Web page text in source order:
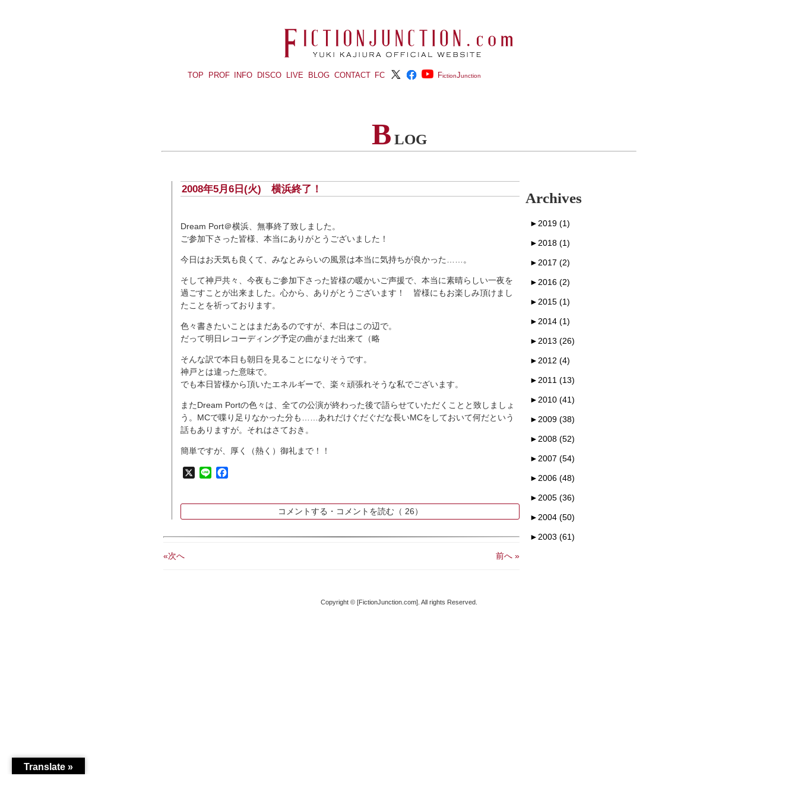
TOP PROF INFO DISCO LIVE BLOG CONTACT FC FictionJunction
B LOG
2008年5月6日(火) 横浜終了！
Dream Port＠横浜、無事終了致しました。
ご参加下さった皆様、本当にありがとうございました！
今日はお天気も良くて、みなとみらいの風景は本当に気持ちが良かった……。
そして神戸共々、今夜もご参加下さった皆様の暖かいご声援で、本当に素晴らしい一夜を
過ごすことが出来ました。心から、ありがとうございます！ 皆様にもお楽しみ頂けまし
たことを祈っております。
色々書きたいことはまだあるのですが、本日はこの辺で。
だって明日レコーディング予定の曲がまだ出来て（略
そんな訳で本日も朝日を見ることになりそうです。
神戸とは違った意味で。
でも本日皆様から頂いたエネルギーで、楽々頑張れそうな私でございます。
またDream Portの色々は、全ての公演が終わった後で語らせていただくことと致しましょ
う。MCで喋り足りなかった分も……あれだけぐだぐだな長いMCをしておいて何だという
話もありますが。それはさておき。
簡単ですが、厚く（熱く）御礼まで！！
X Line
コメントする・コメントを読む（ 26）
«次へ 前へ »
Archives
► 2019 (1)
► 2018 (1)
► 2017 (2)
► 2016 (2)
► 2015 (1)
► 2014 (1)
► 2013 (26)
► 2012 (4)
► 2011 (13)
► 2010 (41)
► 2009 (38)
► 2008 (52)
► 2007 (54)
► 2006 (48)
► 2005 (36)
► 2004 (50)
► 2003 (61)
Translate »
Copyright © [FictionJunction.com]. All rights Reserved.